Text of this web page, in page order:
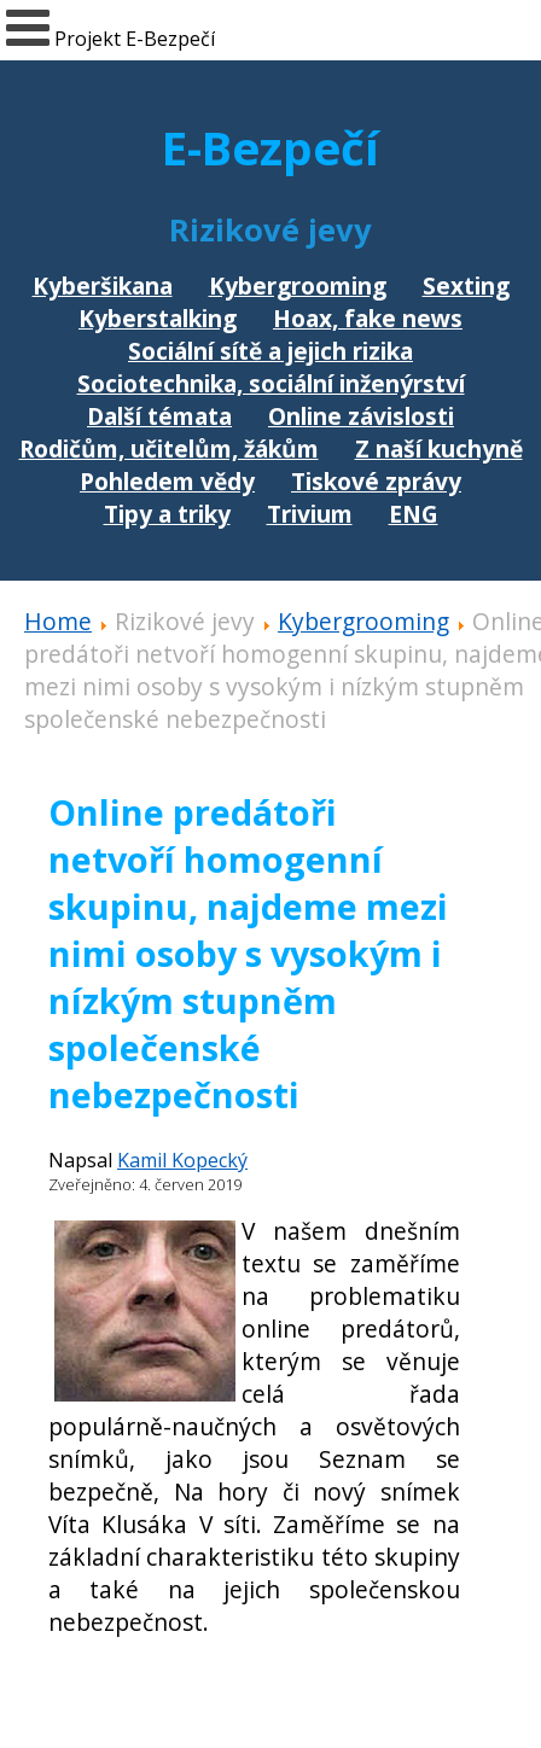
Projekt E-Bezpečí
E-Bezpečí
Rizikové jevy
Kyberšikana Kybergrooming
Sexting
Kyberstalking
Hoax, fake news
Sociální sítě a jejich rizika
Sociotechnika, sociální inženýrství
Další témata
Online závislosti
Rodičům, učitelům, žákům
Z naší kuchyně
Pohledem vědy
Tiskové zprávy
Tipy a triky
Trivium ENG
Home Rizikové jevy Kybergrooming
predátoři netvoří homogenní skupinu,
mezi nimi osoby s vysokým i nízkým stupněm
společenské nebezpečnosti
Online predátoři
netvoří homogenní
skupinu, najdeme mezi
nimi osoby s vysokým i
nízkým stupněm
společenské
nebezpečnosti
Napsal Kamil Kopecký
Zveřejněno: 4. červen 2019
V našem dnešním
textu se zaměříme
na problematiku
online predátorů,
kterým se věnuje
celá řada
populárně-naučných a osvětových
snímků, jako jsou Seznam se
bezpečně, Na hory či nový snímek
Víta Klusáka V síti. Zaměříme se na
základní charakteristiku této skupiny
a také na jejich společenskou
nebezpečnost.